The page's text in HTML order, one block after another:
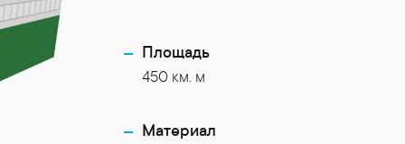
Площадь
450 км. м
Материал